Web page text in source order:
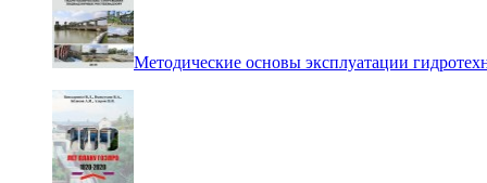
Методические основы эксплуатации